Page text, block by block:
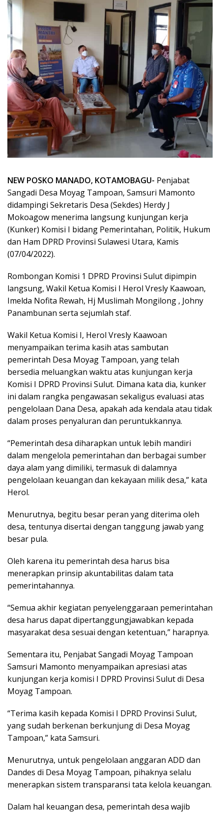
NEW POSKO MANADO, KOTAMOBAGU- Penjabat
Sangadi Desa Moyag Tampoan, Samsuri Mamonto
didampingi Sekretaris Desa (Sekdes) Herdy J
Mokoagow menerima langsung kunjungan kerja
(Kunker) Komisi I bidang Pemerintahan, Politik, Hukum
dan Ham DPRD Provinsi Sulawesi Utara, Kamis
(07/04/2022).
Rombongan Komisi 1 DPRD Provinsi Sulut dipimpin
langsung, Wakil Ketua Komisi I Herol Vresly Kaawoan,
Imelda Nofita Rewah, Hj Muslimah Mongilong , Johny
Panambunan serta sejumlah staf.
Wakil Ketua Komisi I, Herol Vresly Kaawoan
menyampaikan terima kasih atas sambutan
pemerintah Desa Moyag Tampoan, yang telah
bersedia meluangkan waktu atas kunjungan kerja
Komisi I DPRD Provinsi Sulut. Dimana kata dia, kunker
ini dalam rangka pengawasan sekaligus evaluasi atas
pengelolaan Dana Desa, apakah ada kendala atau tidak
dalam proses penyaluran dan peruntukkannya.
“Pemerintah desa diharapkan untuk lebih mandiri
dalam mengelola pemerintahan dan berbagai sumber
daya alam yang dimiliki, termasuk di dalamnya
pengelolaan keuangan dan kekayaan milik desa,” kata
Herol.
Menurutnya, begitu besar peran yang diterima oleh
desa, tentunya disertai dengan tanggung jawab yang
besar pula.
Oleh karena itu pemerintah desa harus bisa
menerapkan prinsip akuntabilitas dalam tata
pemerintahannya.
“Semua akhir kegiatan penyelenggaraan pemerintahan
desa harus dapat dipertanggungjawabkan kepada
masyarakat desa sesuai dengan ketentuan,” harapnya.
Sementara itu, Penjabat Sangadi Moyag Tampoan
Samsuri Mamonto menyampaikan apresiasi atas
kunjungan kerja komisi I DPRD Provinsi Sulut di Desa
Moyag Tampoan.
“Terima kasih kepada Komisi I DPRD Provinsi Sulut,
yang sudah berkenan berkunjung di Desa Moyag
Tampoan,” kata Samsuri.
Menurutnya, untuk pengelolaan anggaran ADD dan
Dandes di Desa Moyag Tampoan, pihaknya selalu
menerapkan sistem transparansi tata kelola keuangan.
Dalam hal keuangan desa, pemerintah desa wajib